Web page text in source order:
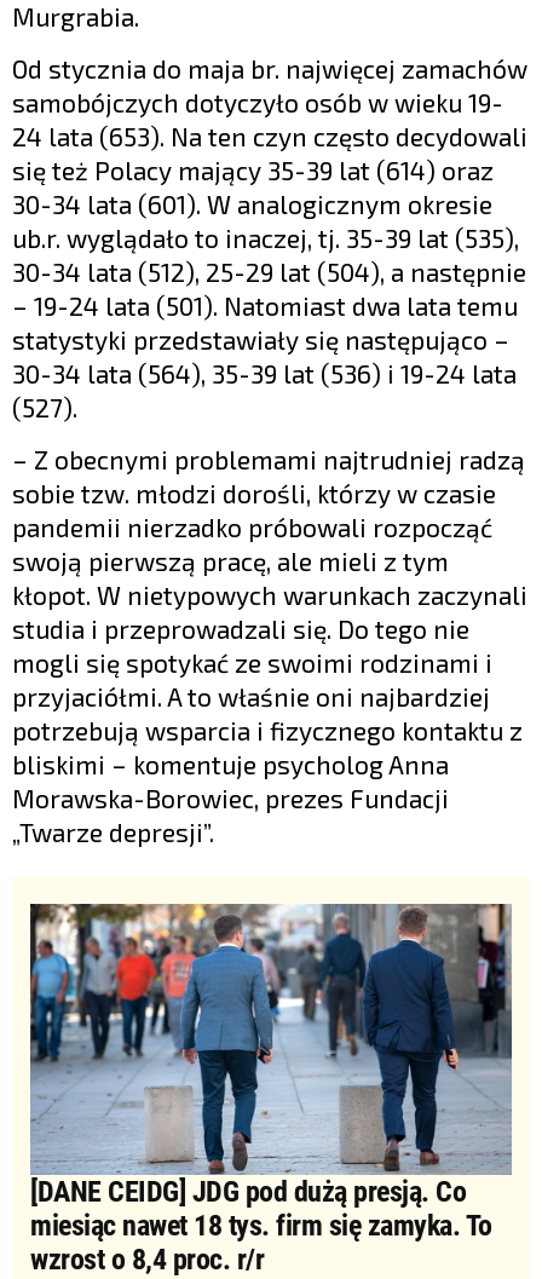
Murgrabia.
Od stycznia do maja br. najwięcej zamachów
samobójczych dotyczyło osób w wieku 19-
24 lata (653). Na ten czyn często decydowali
się też Polacy mający 35-39 lat (614) oraz
30-34 lata (601). W analogicznym okresie
ub.r. wyglądało to inaczej, tj. 35-39 lat (535),
30-34 lata (512), 25-29 lat (504), a następnie
– 19-24 lata (501). Natomiast dwa lata temu
statystyki przedstawiały się następująco –
30-34 lata (564), 35-39 lat (536) i 19-24 lata
(527).
– Z obecnymi problemami najtrudniej radzą
sobie tzw. młodzi dorośli, którzy w czasie
pandemii nierzadko próbowali rozpocząć
swoją pierwszą pracę, ale mieli z tym
kłopot. W nietypowych warunkach zaczynali
studia i przeprowadzali się. Do tego nie
mogli się spotykać ze swoimi rodzinami i
przyjaciółmi. A to właśnie oni najbardziej
potrzebują wsparcia i fizycznego kontaktu z
bliskimi – komentuje psycholog Anna
Morawska-Borowiec, prezes Fundacji
„Twarze depresji”.
[DANE CEIDG] JDG pod dużą presją. Co
miesiąc nawet 18 tys. firm się zamyka. To
wzrost o 8,4 proc. r/r